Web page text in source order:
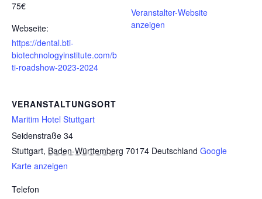
75€
Webseite:
https://dental.bti-
biotechnologyinstitute.com/b
ti-roadshow-2023-2024
Veranstalter-Website
anzeigen
VERANSTALTUNGSORT
Maritim Hotel Stuttgart
Seidenstraße 34
Stuttgart, Baden-Württemberg 70174 Deutschland Google
Karte anzeigen
Telefon